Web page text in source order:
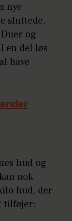
nye
sluttede,
og
en del løs
have
hud og
nok
hud, der
tilføjer: